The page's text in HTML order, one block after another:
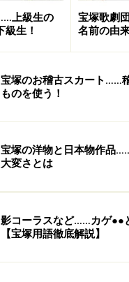
Amazonで見る
点のものです。最新の内
上級生の
級生！
宝塚歌劇
名前の由
宝塚のお稽古スカート……
ものを使う！
宝塚の洋物と日本物作品
大変さとは
影コーラスなど……カゲ●●
【宝塚用語徹底解説】